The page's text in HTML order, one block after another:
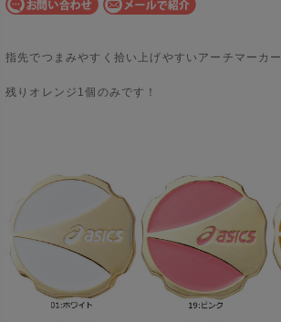
指先でつまみやすく拾い上げやすいアーチマーカー
残りオレンジ1個のみです！